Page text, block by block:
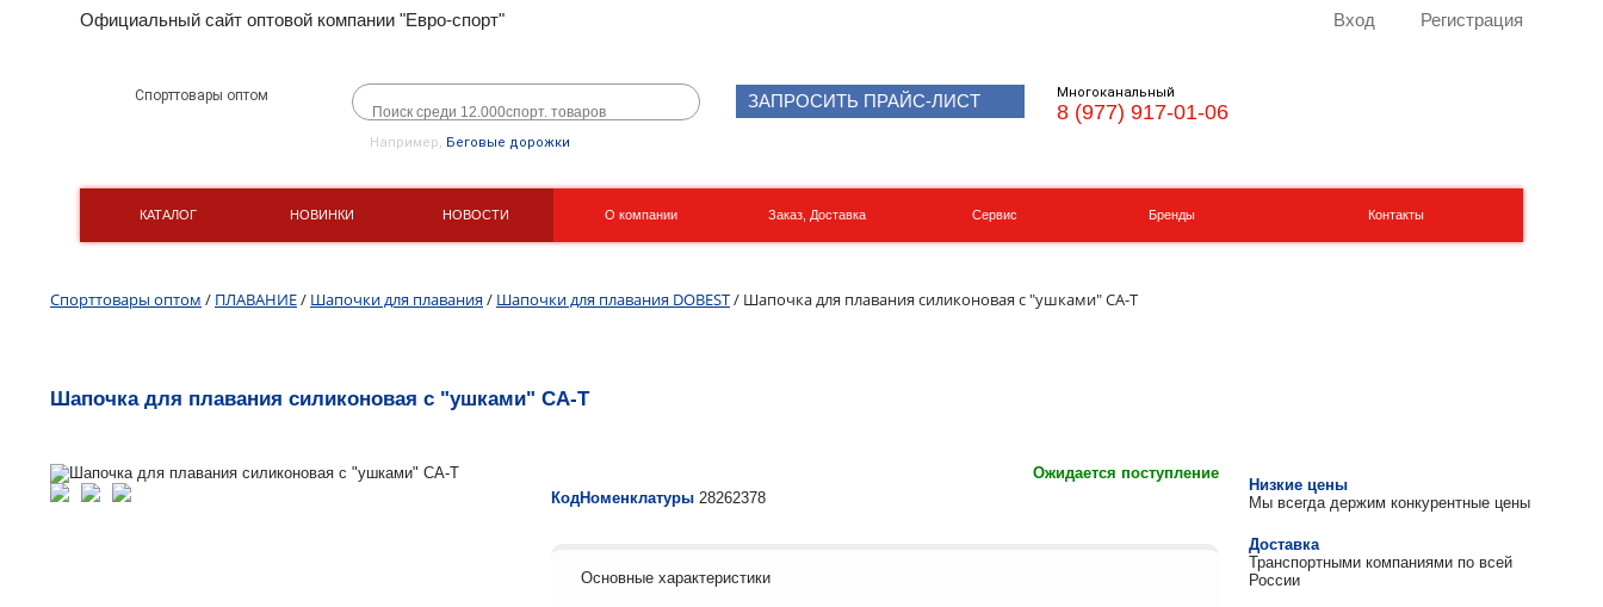
Официальный сайт оптовой компании "Евро-спорт" Вход Регистрация
Спорттовары оптом
Например, Беговые дорожки
ЗАПРОСИТЬ ПРАЙС-ЛИСТ Многоканальный
8 (977) 917-01-06
КАТАЛОГ НОВИНКИ НОВОСТИ О компании Заказ, Доставка Сервис Бренды Контакты
Спорттовары оптом / ПЛАВАНИЕ/ Шапочки для плавания/ Шапочки для плавания DOBEST/ Шапочка для плавания силиконовая с "ушками" CA-T
Шапочка для плавания силиконовая с "ушками" CA-T
Ожидается поступление
КодНоменклатуры 28262378
Основные характеристики
Низкие цены
Мы всегда держим конкурентные цены
Доставка
Транспортными компаниями по всей
России